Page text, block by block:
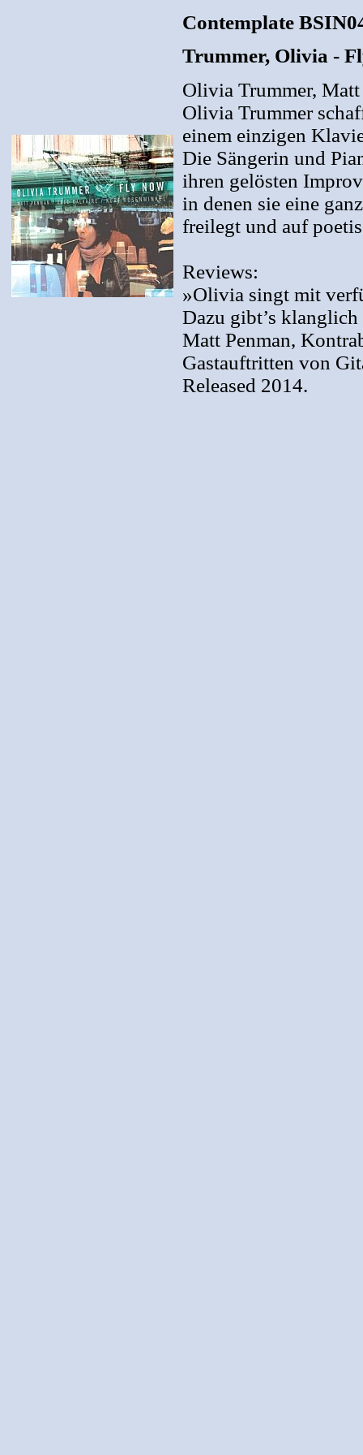
Contemplate
Trummer, Olivia -
Olivia Trummer,
Olivia Trummer
einem einzigen
Die Sängerin und
ihren gelösten
in denen sie eine
freilegt und auf
Reviews:
»Olivia singt mit
Dazu gibt’s
Matt Penman,
Gastauftritten von
Released 2014.